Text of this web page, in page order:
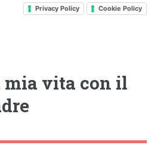
Privacy Policy Cookie Policy
mia vita con il